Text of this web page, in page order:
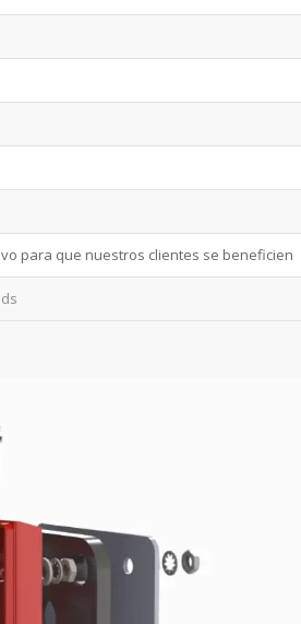
para que nuestros clientes se beneficien